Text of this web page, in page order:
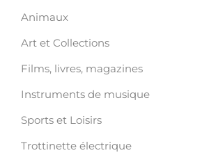
Animaux
Art et Collections
Films, livres, magazines
Instruments de musique
Sports et Loisirs
Trottinette électrique